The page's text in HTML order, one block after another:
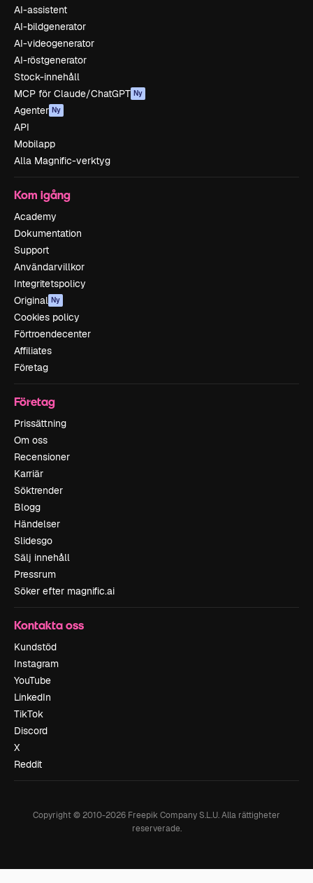
AI-assistent
AI-bildgenerator
AI-videogenerator
AI-röstgenerator
Stock-innehåll
MCP för Claude/ChatGPT Ny
Agenter Ny
API
Mobilapp
Alla Magnific-verktyg
Kom igång
Academy
Dokumentation
Support
Användarvillkor
Integritetspolicy
Original Ny
Cookies policy
Förtroendecenter
Affiliates
Företag
Företag
Prissättning
Om oss
Recensioner
Karriär
Söktrender
Blogg
Händelser
Slidesgo
Sälj innehåll
Pressrum
Söker efter magnific.ai
Kontakta oss
Kundstöd
Instagram
YouTube
LinkedIn
TikTok
Discord
X
Reddit
Copyright © 2010-2026 Freepik Company S.L.U.Alla rättigheter
reserverade.